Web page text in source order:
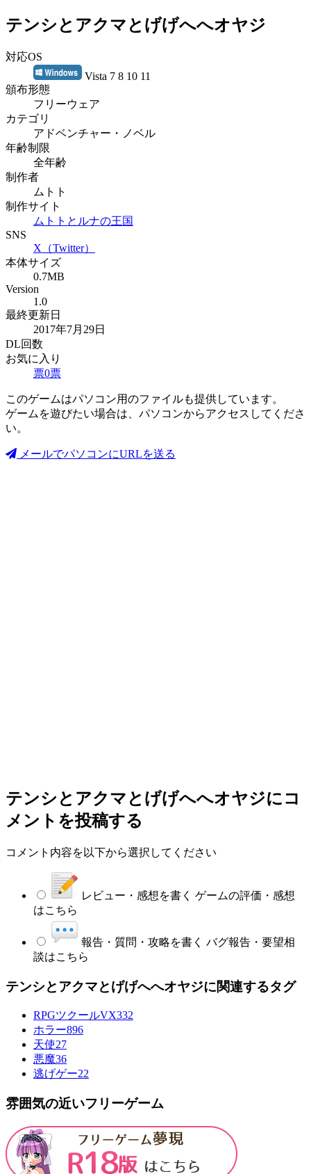
テンシとアクマとげげへへオヤジ
対応OS
Vista 7 8 10 11
頒布形態
フリーウェア
カテゴリ
アドベンチャー・ノベル
年齢制限
全年齢
制作者
ムトト
制作サイト
ムトトとルナの王国
SNS
X（Twitter）
本体サイズ
0.7MB
Version
1.0
最終更新日
2017年7月29日
DL回数
お気に入り
票0票
このゲームはパソコン用のファイルも提供しています。
ゲームを遊びたい場合は、パソコンからアクセスしてくださ
い。
メールでパソコンにURLを送る
テンシとアクマとげげへへオヤジにコ
メントを投稿する
コメント内容を以下から選択してください
レビュー・感想を書く ゲームの評価・感想
はこちら
報告・質問・攻略を書く バグ報告・要望相
談はこちら
テンシとアクマとげげへへオヤジに関連するタグ
RPGツクールVX332
ホラー896
天使27
悪魔36
逃げゲー22
雰囲気の近いフリーゲーム